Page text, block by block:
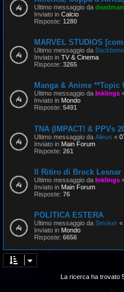
Ultimo messaggio da
Inviato in Calcio
Risposte: 1280
MARVEL STUDIOS
Ultimo messaggio da
Inviato in TV & Cinema
Risposte: 3265
Manga & Anime **Topic
Ultimo messaggio da Inklings
Inviato in Mondo
Risposte: 5491
TNA (IMPACT! & PPVs
Ultimo messaggio da Alieus «
Inviato in Main Forum
Risposte: 261
Il Ritiro di Brock Lesnar
Ultimo messaggio da Inklings
Inviato in Main Forum
Risposte: 76
POLITICA ESTERA
Ultimo messaggio da Smoker «
Inviato in Mondo
Risposte: 6656
La ricerca ha trovato